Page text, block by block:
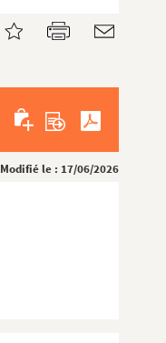
Modifié le : 17/06/2026